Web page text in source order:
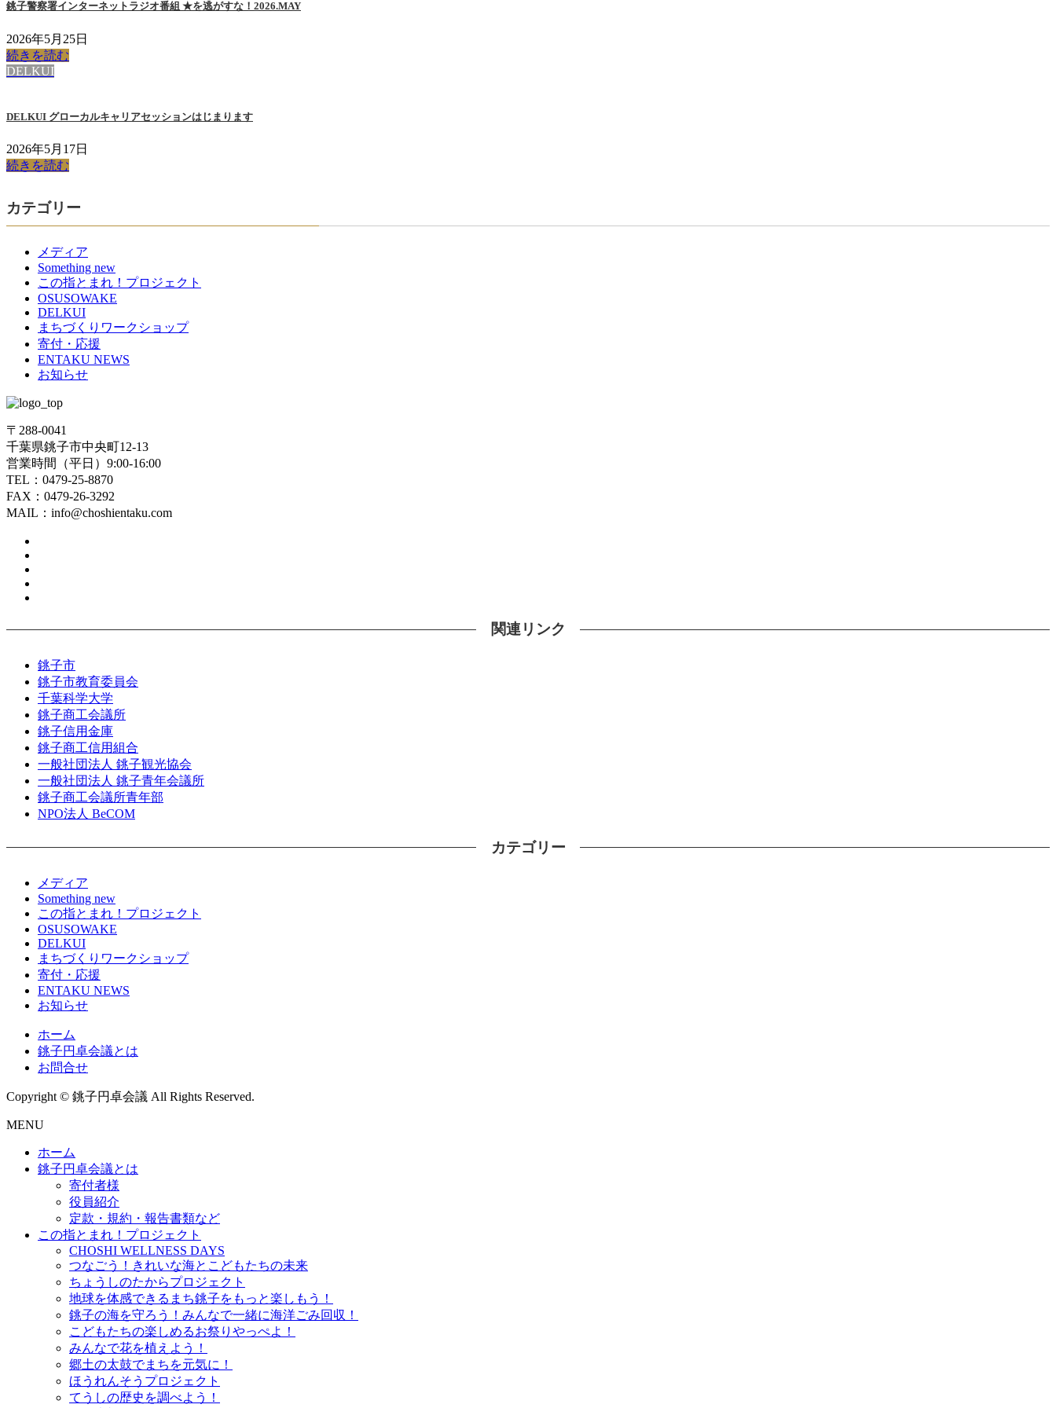
銚子警察署インターネットラジオ番組 ★を逃がすな！2026.MAY
2026年5月25日
続きを読む
DELKUI
DELKUI グローカルキャリアセッションはじまります
2026年5月17日
続きを読む
カテゴリー
メディア
Something new
この指とまれ！プロジェクト
OSUSOWAKE
DELKUI
まちづくりワークショップ
寄付・応援
ENTAKU NEWS
お知らせ
〒288-0041
千葉県銚子市中央町12-13
営業時間（平日）9:00-16:00
TEL：0479-25-8870
FAX：0479-26-3292
MAIL：info@choshientaku.com
関連リンク
銚子市
銚子市教育委員会
千葉科学大学
銚子商工会議所
銚子信用金庫
銚子商工信用組合
一般社団法人 銚子観光協会
一般社団法人 銚子青年会議所
銚子商工会議所青年部
NPO法人 BeCOM
カテゴリー
メディア
Something new
この指とまれ！プロジェクト
OSUSOWAKE
DELKUI
まちづくりワークショップ
寄付・応援
ENTAKU NEWS
お知らせ
ホーム
銚子円卓会議とは
お問合せ
Copyright © 銚子円卓会議 All Rights Reserved.
MENU
ホーム
銚子円卓会議とは
寄付者様
役員紹介
定款・規約・報告書類など
この指とまれ！プロジェクト
CHOSHI WELLNESS DAYS
つなごう！きれいな海とこどもたちの未来
ちょうしのたからプロジェクト
地球を体感できるまち銚子をもっと楽しもう！
銚子の海を守ろう！みんなで一緒に海洋ごみ回収！
こどもたちの楽しめるお祭りやっぺよ！
みんなで花を植えよう！
郷土の太鼓でまちを元気に！
ほうれんそうプロジェクト
てうしの歴史を調べよう！